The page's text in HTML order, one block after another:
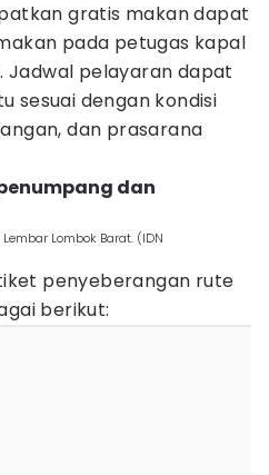
gratis makan dapat
pada petugas kapal
Jadwal pelayaran dapat
sesuai dengan kondisi
dan prasarana
dan
Lombok Barat. (IDN
penyeberangan rute
berikut: